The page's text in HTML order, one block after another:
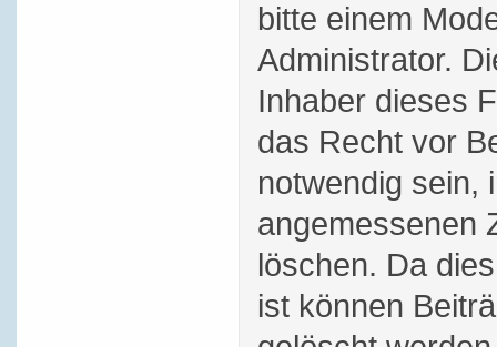
bitte einem
Administrator.
Inhaber dieses
das Recht vor
notwendig sein,
angemessenen
löschen. Da
ist können